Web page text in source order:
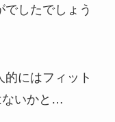
したでしょう
にはフィット
ないかと…